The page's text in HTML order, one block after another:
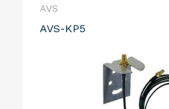
AVS
AVS-KP5